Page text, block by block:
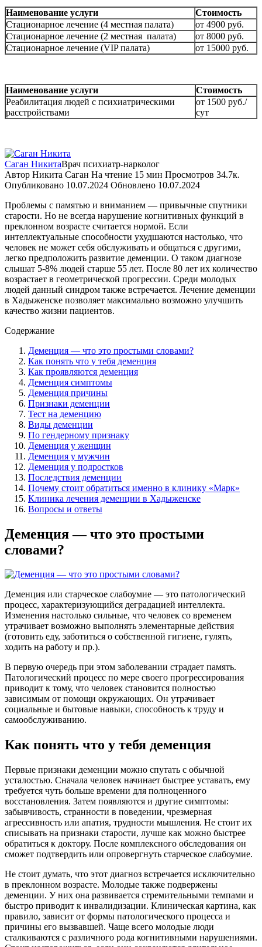
Наименование услуги
Стоимость
Стационарное лечение (4 местная палата)
от 4900 руб.
Стационарное лечение (2 местная палата)
от 8000 руб.
Стационарное лечение (VIP палата)
от 15000 руб.
Наименование услуги
Стоимость
Реабилитация людей с психиатрическими
расстройствами
от 1500 руб./
сут
Саган НикитаВрач психиатр-нарколог
Автор Никита Саган На чтение 15 мин Просмотров 34.7к.
Опубликовано 10.07.2024 Обновлено 10.07.2024
Проблемы с памятью и вниманием — привычные спутники
старости. Но не всегда нарушение когнитивных функций в
преклонном возрасте считается нормой. Если
интеллектуальные способности ухудшаются настолько, что
человек не может себя обслуживать и общаться с другими,
легко предположить развитие деменции. О таком диагнозе
слышат 5-8% людей старше 55 лет. После 80 лет их количество
возрастает в геометрической прогрессии. Среди молодых
людей данный синдром также встречается. Лечение деменции
в Хадыженске позволяет максимально возможно улучшить
качество жизни пациентов.
Содержание
Деменция — что это простыми словами?
Как понять что у тебя деменция
Как проявляются деменция
Деменция симптомы
Деменция причины
Признаки деменции
Тест на деменцию
Виды деменции
По гендерному признаку
Деменция у женщин
Деменция у мужчин
Деменция у подростков
Последствия деменции
Почему стоит обратиться именно в клинику «Марк»
Клиника лечения деменции в Хадыженске
Вопросы и ответы
Деменция — что это простыми
словами?
Деменция или старческое слабоумие — это патологический
процесс, характеризующийся деградацией интеллекта.
Изменения настолько сильные, что человек со временем
утрачивает возможно выполнять элементарные действия
(готовить еду, заботиться о собственной гигиене, гулять,
ходить на работу и пр.).
В первую очередь при этом заболевании страдает память.
Патологический процесс по мере своего прогрессирования
приводит к тому, что человек становится полностью
зависимым от помощи окружающих. Он утрачивает
социальные и бытовые навыки, способность к труду и
самообслуживанию.
Как понять что у тебя деменция
Первые признаки деменции можно спутать с обычной
усталостью. Сначала человек начинает быстрее уставать, ему
требуется чуть больше времени для полноценного
восстановления. Затем появляются и другие симптомы:
забывчивость, странности в поведении, чрезмерная
агрессивность или апатия, трудности мышления. Не стоит их
списывать на признаки старости, лучше как можно быстрее
обратиться к доктору. После комплексного обследования он
сможет подтвердить или опровергнуть старческое слабоумие.
Не стоит думать, что этот диагноз встречается исключительно
в преклонном возрасте. Молодые также подвержены
деменции. У них она развивается стремительными темпами и
быстро приводит к инвалидизации. Клиническая картина, как
правило, зависит от формы патологического процесса и
причины его вызвавшей. Чаще всего молодые люди
сталкиваются с различного рода когнитивными нарушениями.